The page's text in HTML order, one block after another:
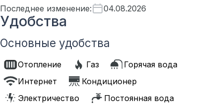
Последнее изменение: 04.08.2026
Удобства
Основные удобства
Отопление Газ
Горячая вода
Интернет
Кондиционер
Электричество
Постоянная вода